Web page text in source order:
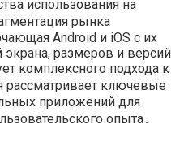
использования на
рынка
Android и iOS с их
размеров и версий
комплексного подхода к
рассматривает ключевые
приложений для
опыта․